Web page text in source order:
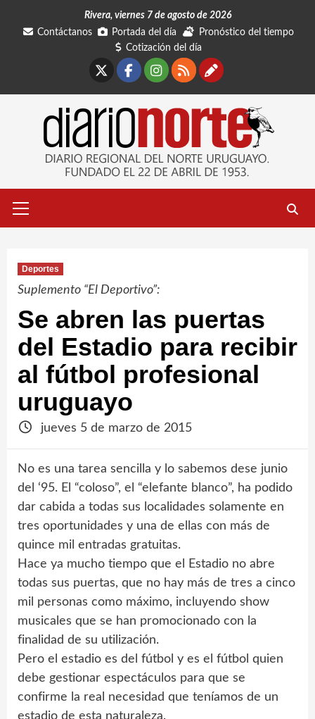
Rivera, viernes 7 de agosto de 2026
Contáctanos
Portada del día
Pronóstico del tiempo
Cotización del día
Facebook
Instagram
RSSContáctanos
primario
Deportes
Suplemento “El Deportivo”:
Se abren las puertas
del Estadio para recibir
al fútbol profesional
uruguayo
jueves 5 de marzo de 2015
No es una tarea sencilla y lo sabemos dese junio
del ‘95. El “coloso”, el “elefante blanco”, ha podido
dar cabida a todas sus localidades solamente en
tres oportunidades y una de ellas con más de
quince mil entradas gratuitas.
Hace ya mucho tiempo que el Estadio no abre
todas sus puertas, que no hay más de tres a cinco
mil personas como máximo, incluyendo show
musicales que se han promocionado con la
finalidad de su utilización.
Pero el estadio es del fútbol y es el fútbol quien
debe gestionar espectáculos para que se
confirme la real necesidad que teníamos de un
estadio de esta naturaleza.